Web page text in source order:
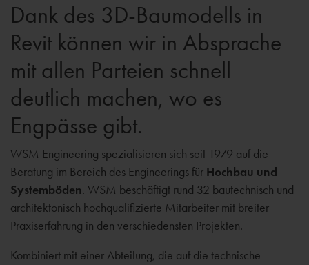
Dank des 3D-Baumodells in
Revit können wir in Absprache
mit allen Parteien schnell
deutlich machen, wo es
Engpässe gibt.
WSM Engineering spezialisieren sich seit 1979 auf die
Beratung im Bereich des Engineerings für Hochbau und
Systemböden. WSM beschäftigt rund 32 bautechnisch und
architektonisch hochqualifizierte Mitarbeiter mit breiter
Praxiserfahrung in den verschiedensten Projekten.
Kombiniert mit einer Abteilung, die auf die technische